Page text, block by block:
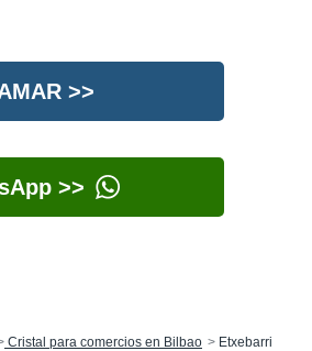
>>
>>
Cristal para comercios en Bilbao Etxebarri